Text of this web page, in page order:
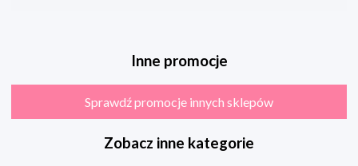
Inne promocje
Sprawdź promocje innych sklepów
Zobacz inne kategorie